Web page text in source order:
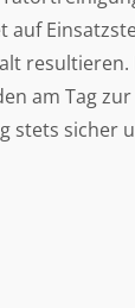
auf
am Tag
stets sicher